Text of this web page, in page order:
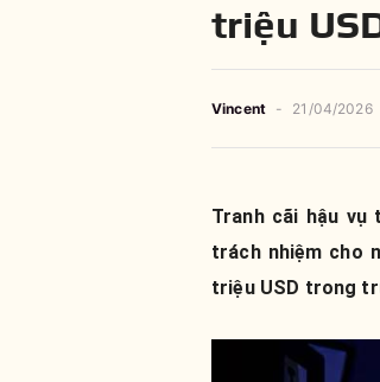
triệu
Vincent - 21/04/2026
Tranh cãi hậu vụ
trách nhiệm cho
triệu USD trong